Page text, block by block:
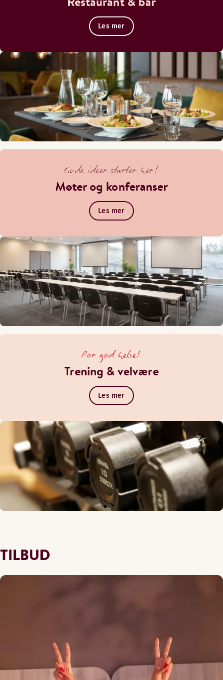
Les mer
Gode ideer starter her!
Møter og konferanser
Les mer
For god helse!
Trening & velvære
Les mer
TILBUD